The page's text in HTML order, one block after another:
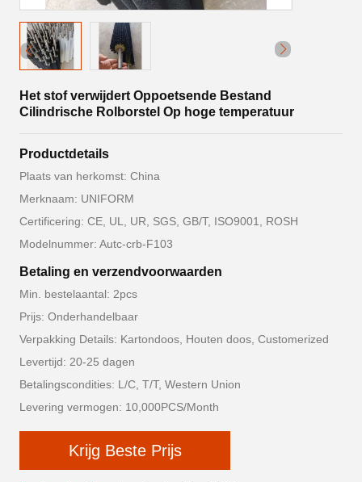
Het stof verwijdert Oppoetsende Bestand
Cilindrische Rolborstel Op hoge temperatuur
Productdetails
Plaats van herkomst: China
Merknaam: UNIFORM
Certificering: CE, UL, UR, SGS, GB/T, ISO9001, ROSH
Modelnummer: Autc-crb-F103
Betaling en verzendvoorwaarden
Min. bestelaantal: 2pcs
Prijs: Onderhandelbaar
Verpakking Details: Kartondoos, Houten doos, Customerized
Levertijd: 20-25 dagen
Betalingscondities: L/C, T/T, Western Union
Levering vermogen: 10,000PCS/Month
Krijg Beste Prijs